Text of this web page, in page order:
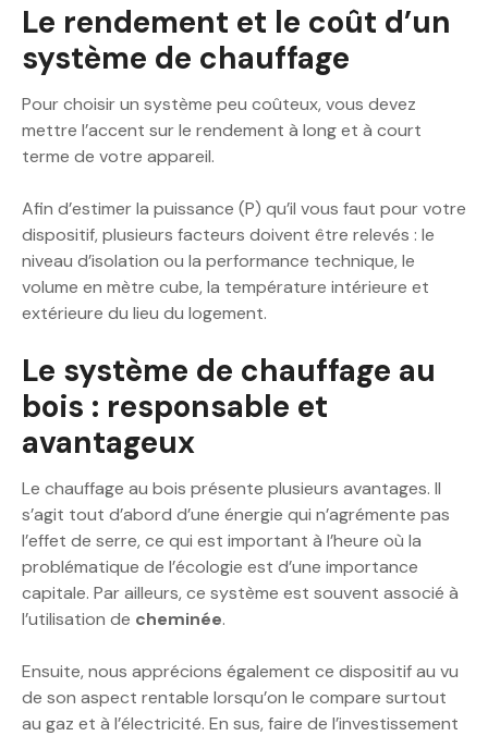
Le rendement et le coût d’un
système de chauffage
Pour choisir un système peu coûteux, vous devez
mettre l’accent sur le rendement à long et à court
terme de votre appareil.
Afin d’estimer la puissance (P) qu’il vous faut pour votre
dispositif, plusieurs facteurs doivent être relevés : le
niveau d’isolation ou la performance technique, le
volume en mètre cube, la température intérieure et
extérieure du lieu du logement.
Le système de chauffage au
bois : responsable et
avantageux
Le chauffage au bois présente plusieurs avantages. Il
s’agit tout d’abord d’une énergie qui n’agrémente pas
l’effet de serre, ce qui est important à l’heure où la
problématique de l’écologie est d’une importance
capitale. Par ailleurs, ce système est souvent associé à
l’utilisation de cheminée.
Ensuite, nous apprécions également ce dispositif au vu
de son aspect rentable lorsqu’on le compare surtout
au gaz et à l’électricité. En sus, faire de l’investissement